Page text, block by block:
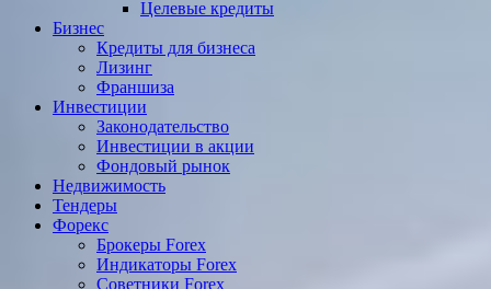
Целевые кредиты
Бизнес
Кредиты для бизнеса
Лизинг
Франшиза
Инвестиции
Законодательство
Инвестиции в акции
Фондовый рынок
Недвижимость
Тендеры
Форекс
Брокеры Forex
Индикаторы Forex
Советники Forex